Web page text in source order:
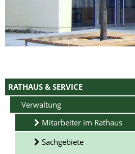
RATHAUS & SERVICE
Verwaltung
Mitarbeiter im Rathaus
Sachgebiete